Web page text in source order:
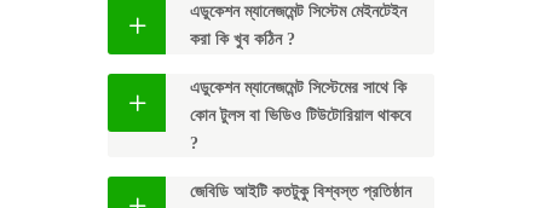
এডুকেশন ম্যানেজমেন্ট সিস্টেম মেইনটেইন
করা কি খুব কঠিন ?
এডুকেশন ম্যানেজমেন্ট সিস্টেমের সাথে কি
কোন টুলস বা ভিডিও টিউটোরিয়াল থাকবে
?
জেবিডি আইটি কতটুকু বিশ্বস্ত প্রতিষ্ঠান